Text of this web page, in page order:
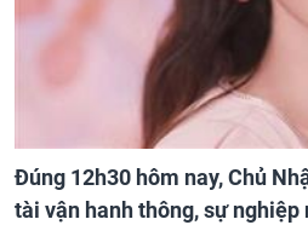
Đúng 12h30 hôm nay, Chủ
tài vận hanh thông, sự nghiệp